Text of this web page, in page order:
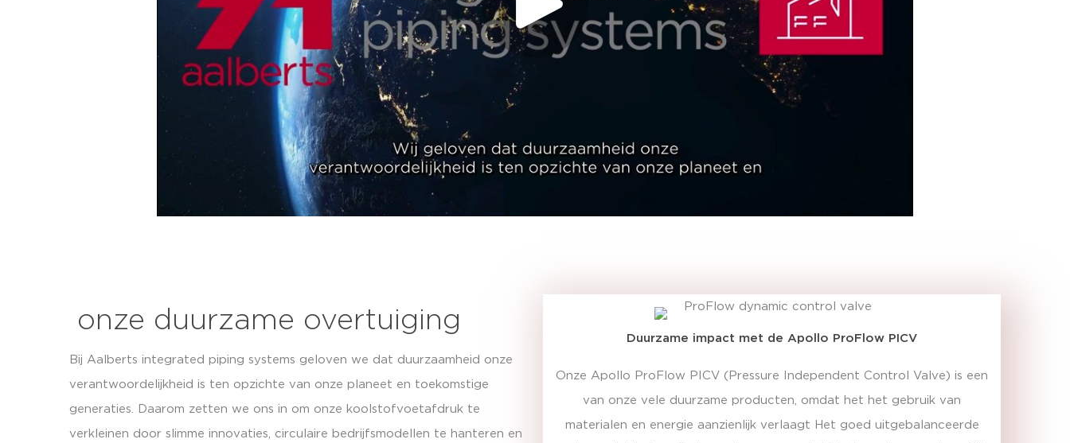
onze duurzame overtuiging
Bij Aalberts integrated piping systems geloven we dat duurzaamheid onze
verantwoordelijkheid is ten opzichte van onze planeet en toekomstige
generaties. Daarom zetten we ons in om onze koolstofvoetafdruk te
verkleinen door slimme innovaties, circulaire bedrijfsmodellen te hanteren en
Duurzame impact met de Apollo ProFlow PICV
Onze Apollo ProFlow PICV (Pressure Independent Control Valve) is een
van onze vele duurzame producten, omdat het het gebruik van
materialen en energie aanzienlijk verlaagt Het goed uitgebalanceerde